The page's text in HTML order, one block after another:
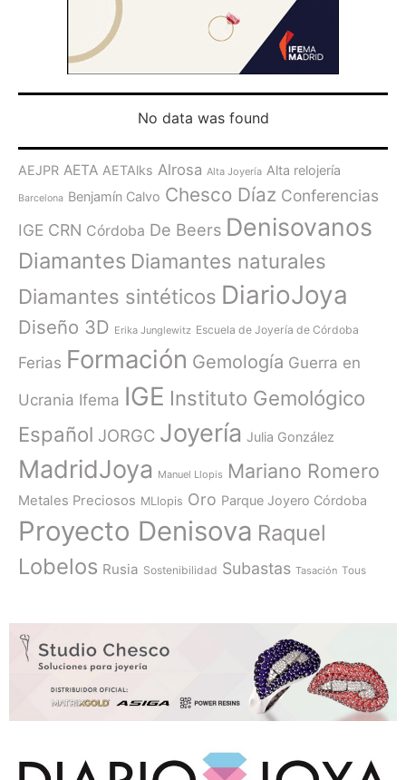
No data was found
AEJPR AETA AETAlks Alrosa Alta Joyería Alta relojería
Barcelona Benjamín Calvo Chesco Díaz Conferencias
IGE CRN Córdoba De Beers Denisovanos
Diamantes Diamantes naturales
Diamantes sintéticos DiarioJoya
Diseño 3D Erika Junglewitz Escuela de Joyería de Córdoba
Ferias Formación Gemología Guerra en
Ucrania Ifema IGE Instituto Gemológico
Español JORGC Joyería Julia González
MadridJoya Manuel Llopis Mariano Romero
Metales Preciosos MLlopis Oro Parque Joyero Córdoba
Proyecto Denisova Raquel
Lobelos Rusia Sostenibilidad Subastas Tasación Tous